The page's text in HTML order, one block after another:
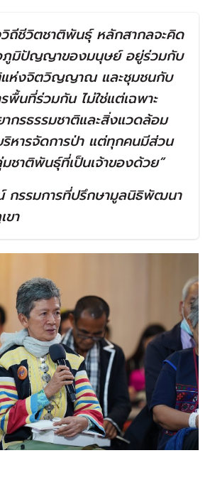
ถีชีวิตชาติพันธุ์ หลักสากลจะคิด
ภูมิปัญญาของมนุษย์ อยู่ร่วมกับ
แห่งจิตวิญญาณ และชุมชนกับ
พื้นที่ร่วมกัน ไม่ใช่แต่เฉพาะ
กรธรรมชาติและสิ่งแวดล้อม
หารจัดการป่า แต่ทุกคนมีส่วน
ชาติพันธุ์ที่เป็นเจ้าของด้วย”
กรรมการที่ปรึกษามูลนิธิพัฒนา
ขา